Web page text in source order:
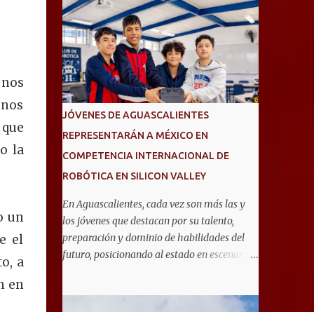
la
un
el
a
en
JÓVENES DE AGUASCALIENTES
REPRESENTARÁN A MÉXICO EN
COMPETENCIA INTERNACIONAL DE
ROBÓTICA EN SILICON VALLEY
En Aguascalientes, cada vez son más las y
los jóvenes que destacan por su talento,
preparación y dominio de habilidades del
futuro, posicionando al estado en escenarios
General No. 6, que clasificó a la competencia